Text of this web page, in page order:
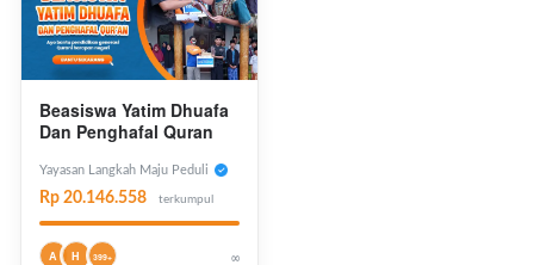
Beasiswa Yatim Dhuafa
Dan Penghafal Quran
Yayasan Langkah Maju Peduli
Rp 20.146.558 terkumpul
A H 399+ ∞